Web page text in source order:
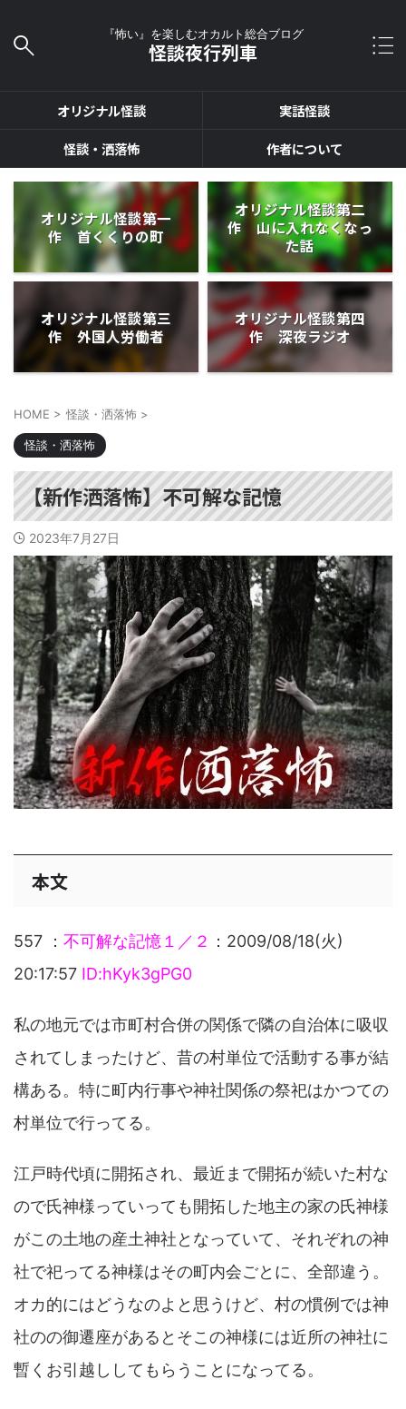
『怖い』を楽しむオカルト総合ブログ
怪談夜行列車
オリジナル怪談
実話怪談
怪談・洒落怖
作者について
オリジナル怪談第一
作 首くくりの町
オリジナル怪談第二
作 山に入れなくなっ
た話
オリジナル怪談第三
作 外国人労働者
オリジナル怪談第四
作 深夜ラジオ
HOME > 怪談・洒落怖 >
怪談・洒落怖
【新作洒落怖】不可解な記憶
2023年7月27日
本文
557 ： 不可解な記憶１／２ ：2009/08/18(火)
20:17:57 ID:hKyk3gPG0
私の地元では市町村合併の関係で隣の自治体に吸収
されてしまったけど、昔の村単位で活動する事が結
構ある。特に町内行事や神社関係の祭祀はかつての
村単位で行ってる。
江戸時代頃に開拓され、最近まで開拓が続いた村な
ので氏神様っていっても開拓した地主の家の氏神様
がこの土地の産土神社となっていて、それぞれの神
社で祀ってる神様はその町内会ごとに、全部違う。
オカ的にはどうなのよと思うけど、村の慣例では神
社のの御遷座があるとそこの神様には近所の神社に
暫くお引越ししてもらうことになってる。